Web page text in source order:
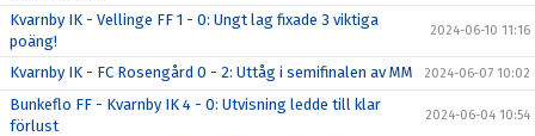
Kvarnby IK - Vellinge FF 1 - 0: Ungt lag fixade 3 viktiga
poäng!
2024-06-10 11:16
Kvarnby IK - FC Rosengård 0 - 2: Uttåg i semifinalen av MM 2024-06-07 10:02
Bunkeflo FF - Kvarnby IK 4 - 0: Utvisning ledde till klar
förlust
2024-06-04 10:54